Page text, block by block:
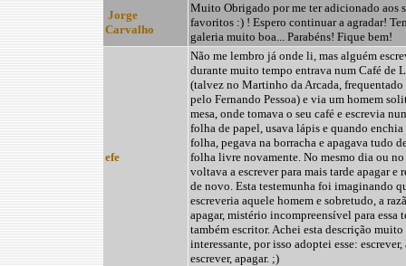
Jorge
Carvalho
Muito Obrigado por me ter adicionado aos
favoritos :) ! Espero continuar a agradar!
galeria muito boa... Parabéns! Fique bem!
efe
Não me lembro já onde li, mas alguém
durante muito tempo entrava num Café de
(talvez no Martinho da Arcada, frequentado
pelo Fernando Pessoa) e via um homem
mesa, onde tomava o seu café e escrevia
folha de papel, usava lápis e quando enchia
folha, pegava na borracha e apagava tudo
folha livre novamente. No mesmo dia ou
voltava a escrever para mais tarde apagar e
de novo. Esta testemunha foi imaginando
escreveria aquele homem e sobretudo, a
apagar, mistério incompreensível para essa
também escritor. Achei esta descrição muito
interessante, por isso adoptei esse: escrever,
escrever, apagar. ;)